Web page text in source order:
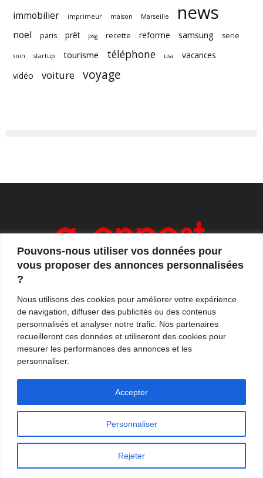
Pouvons-nous utiliser vos données pour
vous proposer des annonces personnalisées
?
Nous utilisons des cookies pour améliorer votre expérience
de navigation, diffuser des publicités ou des contenus
personnalisés et analyser notre trafic. Nos partenaires
recueilleront ces données et utiliseront des cookies pour
mesurer les performances des annonces et les
personnaliser.
Personnaliser
Rejeter
Accepter
immobilier imprimeur maison Marseille news
noel paris prêt psg recette reforme samsung serie
soin startup tourisme téléphone usa
vacances
vidéo
voiture voyage
et de tendances. Notre équipe de journalistes vous
propose quotidiennement de suivre l'actualité en
France et à l'international.
Contactez-nous:contact@axonpost.com
Mentions légales Nos auteurs
Contacter Axonpost
© Tous droits réservés - Axonpost